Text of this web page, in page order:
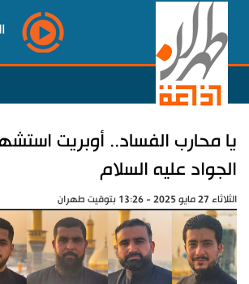
يا محارب الفساد.. أوبريت
الجواد عليه السلام
الثلاثاء 27 مايو 2025 - 13:26 بتوقيت طهران